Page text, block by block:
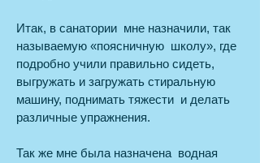
Итак, в санатории мне назначили, так
называемую «поясничную школу», где
подробно учили правильно сидеть,
выгружать и загружать стиральную
машину, поднимать тяжести и делать
различные упражнения.
Так же мне была назначена водная